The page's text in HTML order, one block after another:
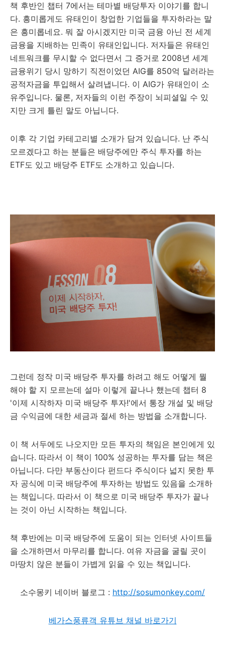
책 후반인 챕터 7에서는 테마별 배당투자 이야기를 합니
다. 흥미롭게도 유태인이 창업한 기업들을 투자하라는 말
은 흥미롭네요. 뭐 잘 아시겠지만 미국 금융 아닌 전 세계
금융을 지배하는 민족이 유태인입니다. 저자들은 유태인
네트워크를 무시할 수 없다면서 그 증거로 2008년 세계
금융위기 당시 망하기 직전이었던 AIG를 850억 달러라는
공적자금을 투입해서 살려냅니다. 이 AIG가 유태인이 소
유주입니다. 물론, 저자들의 이런 주장이 뇌피셜일 수 있
지만 크게 틀린 말도 아닙니다.
이후 각 기업 카테고리별 소개가 담겨 있습니다. 난 주식
모르겠다고 하는 분들은 배당주에만 주식 투자를 하는
ETF도 있고 배당주 ETF도 소개하고 있습니다.
그런데 정작 미국 배당주 투자를 하려고 해도 어떻게 뭘
해야 할 지 모르는데 설마 이렇게 끝나나 했는데 챕터 8
'이제 시작하자 미국 배당주 투자!'에서 통장 개설 및 배당
금 수익금에 대한 세금과 절세 하는 방법을 소개합니다.
이 책 서두에도 나오지만 모든 투자의 책임은 본인에게 있
습니다. 따라서 이 책이 100% 성공하는 투자를 담는 책은
아닙니다. 다만 부동산이다 펀드다 주식이다 넓지 못한 투
자 공식에 미국 배당주에 투자하는 방법도 있음을 소개하
는 책입니다. 따라서 이 책으로 미국 배당주 투자가 끝나
는 것이 아닌 시작하는 책입니다.
책 후반에는 미국 배당주에 도움이 되는 인터넷 사이트들
을 소개하면서 마무리를 합니다. 여유 자금을 굴릴 곳이
마땅치 않은 분들이 가볍게 읽을 수 있는 책입니다.
소수몽키 네이버 블로그 : http://sosumonkey.com/
베가스풍류객 유튜브 채널 바로가기